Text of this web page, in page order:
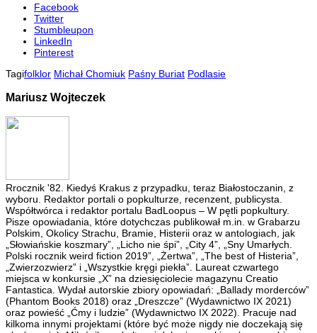
Facebook
Twitter
Stumbleupon
LinkedIn
Pinterest
Tagifolklor Michał Chomiuk Paśny Buriat Podlasie
Mariusz Wojteczek
Rrocznik '82. Kiedyś Krakus z przypadku, teraz Białostoczanin, z
wyboru. Redaktor portali o popkulturze, recenzent, publicysta.
Współtwórca i redaktor portalu BadLoopus – W pętli popkultury.
Pisze opowiadania, które dotychczas publikował m.in. w Grabarzu
Polskim, Okolicy Strachu, Bramie, Histerii oraz w antologiach, jak
„Słowiańskie koszmary”, „Licho nie śpi”, „City 4”, „Sny Umarłych.
Polski rocznik weird fiction 2019”, „Żertwa”, „The best of Histeria”,
„Zwierzozwierz” i „Wszystkie kręgi piekła”. Laureat czwartego
miejsca w konkursie „X” na dziesięciolecie magazynu Creatio
Fantastica. Wydał autorskie zbiory opowiadań: „Ballady morderców”
(Phantom Books 2018) oraz „Dreszcze” (Wydawnictwo IX 2021)
oraz powieść „Ćmy i ludzie” (Wydawnictwo IX 2022). Pracuje nad
kilkoma innymi projektami (które być może nigdy nie doczekają się